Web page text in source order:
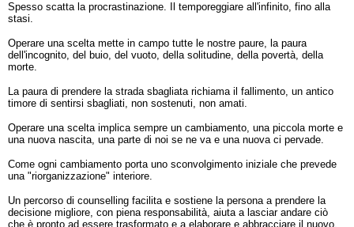
Spesso scatta la procrastinazione. Il temporeggiare all'infinito, fino alla
stasi.
Operare una scelta mette in campo tutte le nostre paure, la paura
dell'incognito, del buio, del vuoto, della solitudine, della povertà, della
morte.
La paura di prendere la strada sbagliata richiama il fallimento, un antico
timore di sentirsi sbagliati, non sostenuti, non amati.
Operare una scelta implica sempre un cambiamento, una piccola morte e
una nuova nascita, una parte di noi se ne va e una nuova ci pervade.
Come ogni cambiamento porta uno sconvolgimento iniziale che prevede
una "riorganizzazione" interiore.
Un percorso di counselling facilita e sostiene la persona a prendere la
decisione migliore, con piena responsabilità, aiuta a lasciar andare ciò
che è pronto ad essere trasformato e a elaborare e abbracciare il nuovo.